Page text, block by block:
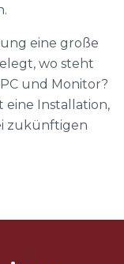
eine große
wo steht
und Monitor?
eine Installation,
zukünftigen